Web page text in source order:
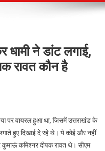
धामी ने डांट लगाई,
रावत कौन है
पर वायरल हुआ था, जिसमें उत्तराखंड के
हुए दिखाई दे रहे थे। ये कोई और नहीं
कमिश्नर दीपक रावत थे। सीएम